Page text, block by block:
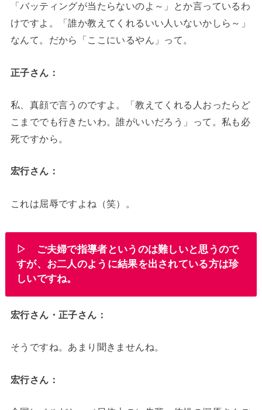
「バッティングが当たらないのよ～」とか言っているわ
けですよ。「誰か教えてくれるいい人いないかしら～」
なんて。だから「ここにいるやん」って。
正子さん：
私、真顔で言うのですよ。「教えてくれる人おったらど
こまででも行きたいわ。誰がいいだろう」って。私も必
死ですから。
宏行さん：
これは屈辱ですよね（笑）。
▷ ご夫婦で指導者というのは難しいと思うので
すが、お二人のように結果を出されている方は珍
しいですね。
宏行さん・正子さん：
そうですね。あまり聞きませんね。
宏行さん：